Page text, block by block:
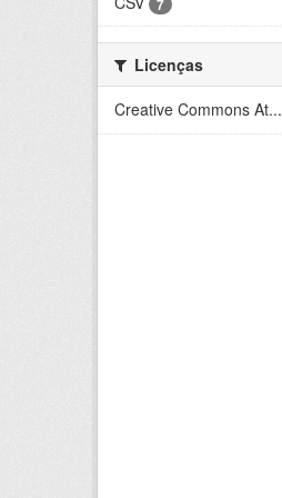
7
Licenças
Creative Commons At...